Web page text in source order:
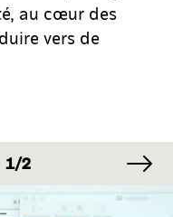
au cœur des
vers de
IMAGE
1/2
IMAGE
1/2